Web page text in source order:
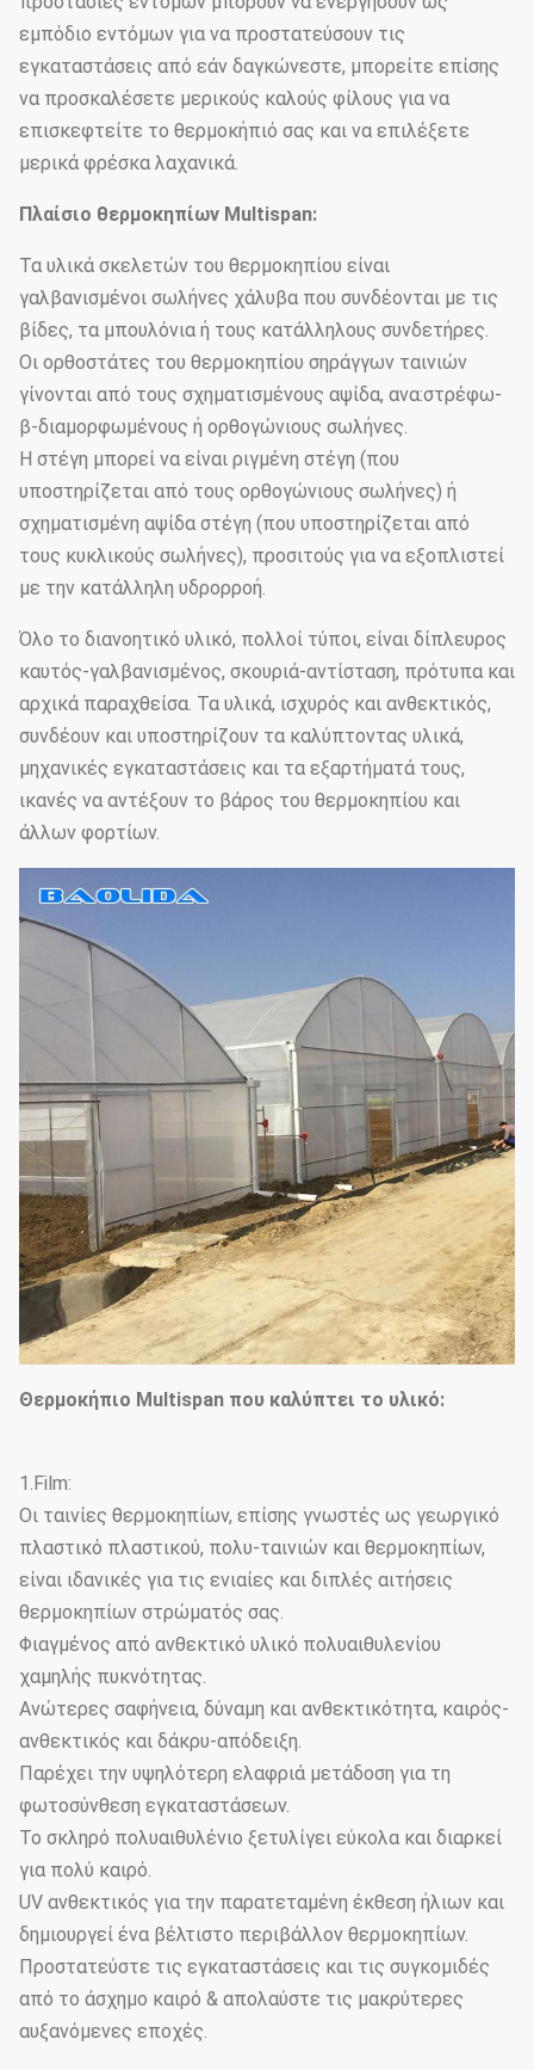
εμπόδιο εντόμων για να προστατεύσουν τις
εγκαταστάσεις από εάν δαγκώνεστε, μπορείτε επίσης
να προσκαλέσετε μερικούς καλούς φίλους για να
επισκεφτείτε το θερμοκήπιό σας και να επιλέξετε
μερικά φρέσκα λαχανικά.
Πλαίσιο θερμοκηπίων Multispan:
Τα υλικά σκελετών του θερμοκηπίου είναι
γαλβανισμένοι σωλήνες χάλυβα που συνδέονται με τις
βίδες, τα μπουλόνια ή τους κατάλληλους συνδετήρες.
Οι ορθοστάτες του θερμοκηπίου σηράγγων ταινιών
γίνονται από τους σχηματισμένους αψίδα, ανα:στρέφω-
β-διαμορφωμένους ή ορθογώνιους σωλήνες.
Η στέγη μπορεί να είναι ριγμένη στέγη (που
υποστηρίζεται από τους ορθογώνιους σωλήνες) ή
σχηματισμένη αψίδα στέγη (που υποστηρίζεται από
τους κυκλικούς σωλήνες), προσιτούς για να εξοπλιστεί
με την κατάλληλη υδρορροή.
Όλο το διανοητικό υλικό, πολλοί τύποι, είναι δίπλευρος
καυτός-γαλβανισμένος, σκουριά-αντίσταση, πρότυπα και
αρχικά παραχθείσα. Τα υλικά, ισχυρός και ανθεκτικός,
συνδέουν και υποστηρίζουν τα καλύπτοντας υλικά,
μηχανικές εγκαταστάσεις και τα εξαρτήματά τους,
ικανές να αντέξουν το βάρος του θερμοκηπίου και
άλλων φορτίων.
Θερμοκήπιο Multispan που καλύπτει το υλικό:
1.Film:
Οι ταινίες θερμοκηπίων, επίσης γνωστές ως γεωργικό
πλαστικό πλαστικού, πολυ-ταινιών και θερμοκηπίων,
είναι ιδανικές για τις ενιαίες και διπλές αιτήσεις
θερμοκηπίων στρώματός σας.
Φιαγμένος από ανθεκτικό υλικό πολυαιθυλενίου
χαμηλής πυκνότητας.
Ανώτερες σαφήνεια, δύναμη και ανθεκτικότητα, καιρός-
ανθεκτικός και δάκρυ-απόδειξη.
Παρέχει την υψηλότερη ελαφριά μετάδοση για τη
φωτοσύνθεση εγκαταστάσεων.
Το σκληρό πολυαιθυλένιο ξετυλίγει εύκολα και διαρκεί
για πολύ καιρό.
UV ανθεκτικός για την παρατεταμένη έκθεση ήλιων και
δημιουργεί ένα βέλτιστο περιβάλλον θερμοκηπίων.
Προστατεύστε τις εγκαταστάσεις και τις συγκομιδές
από το άσχημο καιρό & απολαύστε τις μακρύτερες
αυξανόμενες εποχές.